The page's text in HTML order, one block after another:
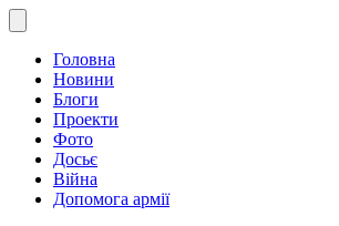
Головна
Новини
Блоги
Проекти
Фото
Досьє
Війна
Допомога армії